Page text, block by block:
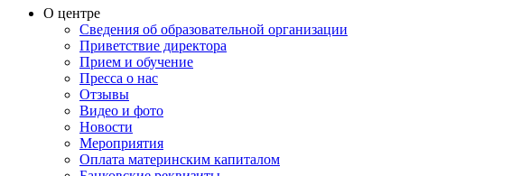
О центре
Сведения об образовательной организации
Приветствие директора
Прием и обучение
Пресса о нас
Отзывы
Видео и фото
Новости
Мероприятия
Оплата материнским капиталом